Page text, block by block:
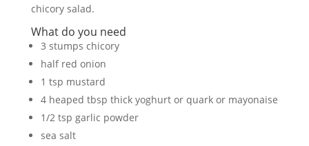
chicory salad.
What do you need
3 stumps chicory
half red onion
1 tsp mustard
4 heaped tbsp thick yoghurt or quark or mayonaise
1/2 tsp garlic powder
sea salt